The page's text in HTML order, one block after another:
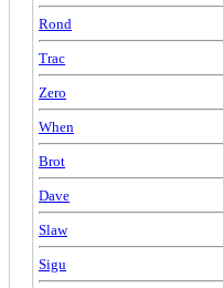
Rond
Trac
Zero
When
Brot
Dave
Slaw
Sigu